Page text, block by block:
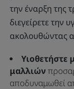
την έναρξη της
διεγείρετε την
ακολουθώντας
Υιοθετήστε
μαλλιών
αποδυναμωθεί